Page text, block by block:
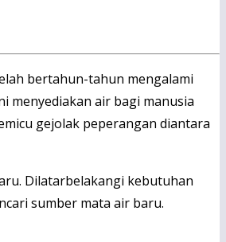
bertahun-tahun mengalami
menyediakan air bagi manusia
gejolak peperangan diantara
Dilatarbelakangi kebutuhan
sumber mata air baru.